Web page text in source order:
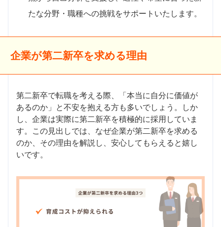
たな分野・職種への挑戦をサポートいたします。
企業が第二新卒を求める理由
第二新卒で転職を考える際、「本当に自分に価値が
あるのか」と不安を抱える方も多いでしょう。しか
し、企業は実際に第二新卒を積極的に採用していま
す。この見出しでは、なぜ企業が第二新卒を求める
のか、その理由を解説し、安心してもらえると嬉し
いです。